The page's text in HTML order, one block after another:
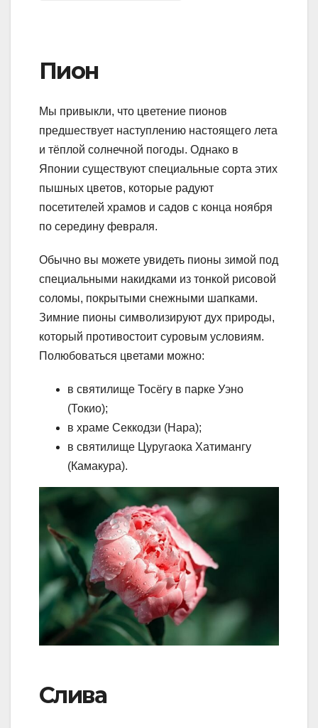
Пион
Мы привыкли, что цветение пионов
предшествует наступлению настоящего лета
и тёплой солнечной погоды. Однако в
Японии существуют специальные сорта этих
пышных цветов, которые радуют
посетителей храмов и садов с конца ноября
по середину февраля.
Обычно вы можете увидеть пионы зимой под
специальными накидками из тонкой рисовой
соломы, покрытыми снежными шапками.
Зимние пионы символизируют дух природы,
который противостоит суровым условиям.
Полюбоваться цветами можно:
в святилище Тосёгу в парке Уэно
(Токио);
в храме Секкодзи (Нара);
в святилище Цуругаока Хатимангу
(Камакура).
Слива